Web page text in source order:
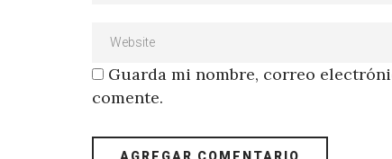
Guarda mi nombre, correo
comente.